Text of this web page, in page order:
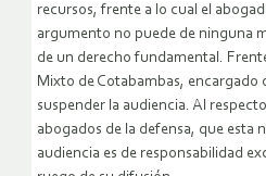
recursos, frente a lo cual el
argumento no puede de ninguna
de un derecho fundamental.
Mixto de Cotabambas, encargado
suspender la audiencia. Al
abogados de la defensa, que esta
audiencia es de responsabilidad